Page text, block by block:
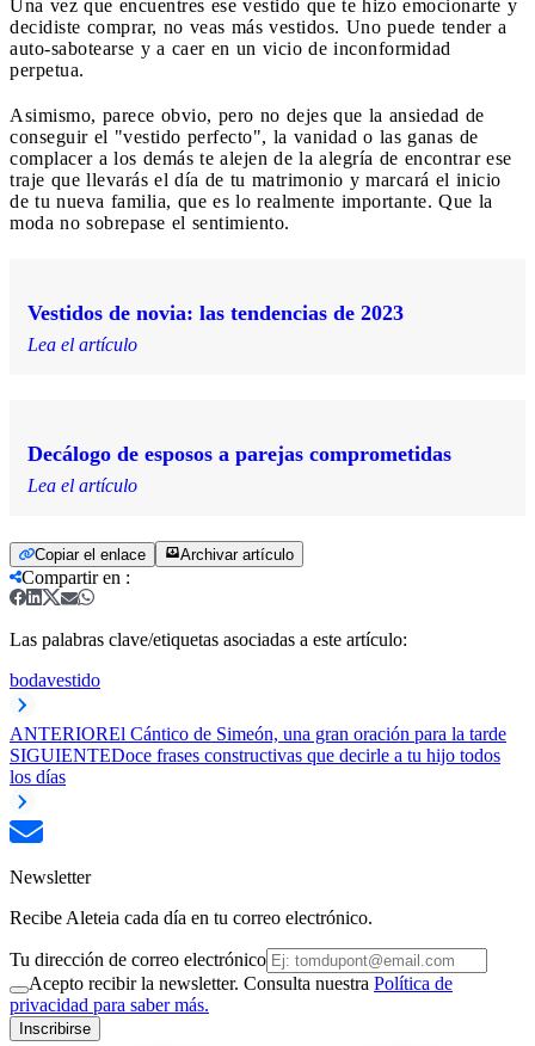
Una vez que encuentres ese vestido que te hizo emocionarte y
decidiste comprar, no veas más vestidos. Uno puede tender a
auto-sabotearse y a caer en un vicio de inconformidad
perpetua.
Asimismo, parece obvio, pero no dejes que la ansiedad de
conseguir el "vestido perfecto", la vanidad o las ganas de
complacer a los demás te alejen de la alegría de encontrar ese
traje que llevarás el día de tu matrimonio y marcará el inicio
de tu nueva familia, que es lo realmente importante. Que la
moda no sobrepase el sentimiento.
Vestidos de novia: las tendencias de 2023
Lea el artículo
Decálogo de esposos a parejas comprometidas
Lea el artículo
Copiar el enlace Archivar artículo
Compartir en :
Las palabras clave/etiquetas asociadas a este artículo:
bodavestido
ANTERIOREl Cántico de Simeón, una gran oración para la tarde
SIGUIENTEDoce frases constructivas que decirle a tu hijo todos
los días
Newsletter
Recibe Aleteia cada día en tu correo electrónico.
Tu dirección de correo electrónico
Acepto recibir la newsletter. Consulta nuestra Política de
privacidad para saber más.
Inscribirse